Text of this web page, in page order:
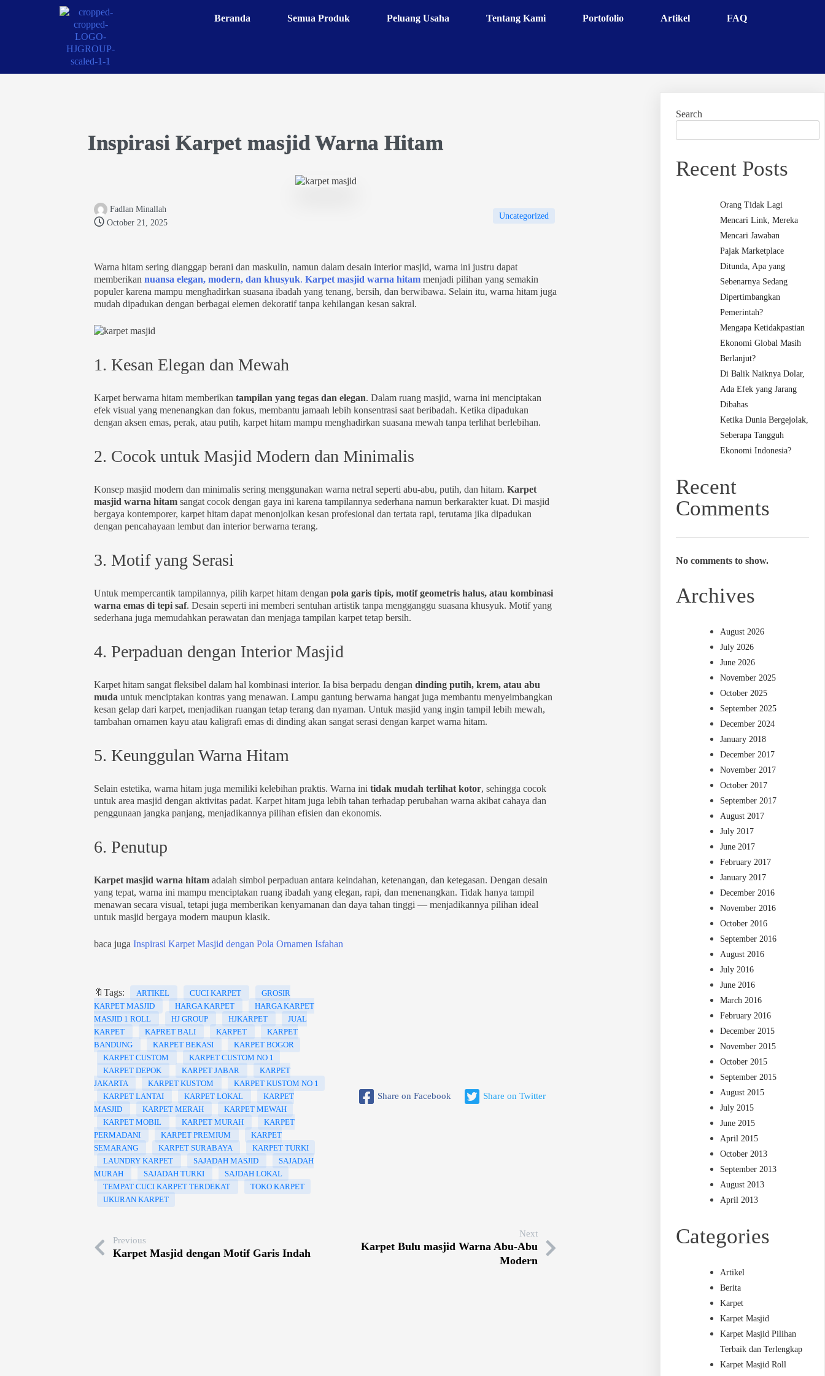
Beranda Semua Produk Peluang Usaha Tentang Kami Portofolio Artikel FAQ
Inspirasi Karpet masjid Warna Hitam
Fadlan Minallah
October 21, 2025
Uncategorized
Warna hitam sering dianggap berani dan maskulin, namun dalam desain interior masjid, warna ini justru dapat
memberikan nuansa elegan, modern, dan khusyuk. Karpet masjid warna hitammenjadi pilihan yang semakin
populer karena mampu menghadirkan suasana ibadah yang tenang, bersih, dan berwibawa. Selain itu, warna hitam juga
mudah dipadukan dengan berbagai elemen dekoratif tanpa kehilangan kesan sakral.
1. Kesan Elegan dan Mewah
Karpet berwarna hitam memberikan tampilan yang tegas dan elegan. Dalam ruang masjid, warna ini menciptakan
efek visual yang menenangkan dan fokus, membantu jamaah lebih konsentrasi saat beribadah. Ketika dipadukan
dengan aksen emas, perak, atau putih, karpet hitam mampu menghadirkan suasana mewah tanpa terlihat berlebihan.
2. Cocok untuk Masjid Modern dan Minimalis
Konsep masjid modern dan minimalis sering menggunakan warna netral seperti abu-abu, putih, dan hitam. Karpet
masjid warna hitamsangat cocok dengan gaya ini karena tampilannya sederhana namun berkarakter kuat. Di masjid
bergaya kontemporer, karpet hitam dapat menonjolkan kesan profesional dan tertata rapi, terutama jika dipadukan
dengan pencahayaan lembut dan interior berwarna terang.
3. Motif yang Serasi
Untuk mempercantik tampilannya, pilih karpet hitam dengan pola garis tipis, motif geometris halus, atau kombinasi
warna emas di tepi saf. Desain seperti ini memberi sentuhan artistik tanpa mengganggu suasana khusyuk. Motif yang
sederhana juga memudahkan perawatan dan menjaga tampilan karpet tetap bersih.
4. Perpaduan dengan Interior Masjid
Karpet hitam sangat fleksibel dalam hal kombinasi interior. Ia bisa berpadu dengan dinding putih, krem, atau abu
muda untuk menciptakan kontras yang menawan. Lampu gantung berwarna hangat juga membantu menyeimbangkan
kesan gelap dari karpet, menjadikan ruangan tetap terang dan nyaman. Untuk masjid yang ingin tampil lebih mewah,
tambahan ornamen kayu atau kaligrafi emas di dinding akan sangat serasi dengan karpet warna hitam.
5. Keunggulan Warna Hitam
Selain estetika, warna hitam juga memiliki kelebihan praktis. Warna ini tidak mudah terlihat kotor, sehingga cocok
untuk area masjid dengan aktivitas padat. Karpet hitam juga lebih tahan terhadap perubahan warna akibat cahaya dan
penggunaan jangka panjang, menjadikannya pilihan efisien dan ekonomis.
6. Penutup
Karpet masjid warna hitamadalah simbol perpaduan antara keindahan, ketenangan, dan ketegasan. Dengan desain
yang tepat, warna ini mampu menciptakan ruang ibadah yang elegan, rapi, dan menenangkan. Tidak hanya tampil
menawan secara visual, tetapi juga memberikan kenyamanan dan daya tahan tinggi — menjadikannya pilihan ideal
untuk masjid bergaya modern maupun klasik.
baca juga Inspirasi Karpet Masjid dengan Pola Ornamen Isfahan
🔖Tags: ARTIKEL CUCI KARPET
GROSIR
KARPET MASJID
HARGA KARPET
HARGA KARPET
MASJID 1 ROLL
HJ GROUP HJKARPET
JUAL
KARPET
KAPRET BALI KARPET
KARPET
BANDUNG
KARPET BEKASI
KARPET BOGOR
KARPET CUSTOM
KARPET CUSTOM NO 1
KARPET DEPOK
KARPET JABAR
KARPET
JAKARTA
KARPET KUSTOM
KARPET KUSTOM NO 1
KARPET LANTAI
KARPET LOKAL
KARPET
MASJID
KARPET MERAH
KARPET MEWAH
KARPET MOBIL
KARPET MURAH
KARPET
PERMADANI
KARPET PREMIUM
KARPET
SEMARANG
KARPET SURABAYA
KARPET TURKI
LAUNDRY KARPET
SAJADAH MASJID
SAJADAH
MURAH
SAJADAH TURKI
SAJDAH LOKAL
TEMPAT CUCI KARPET TERDEKAT
TOKO KARPET
UKURAN KARPET
Share on Facebook Share on Twitter
Previous
Karpet Masjid dengan Motif Garis Indah
Next
Karpet Bulu masjid Warna Abu-Abu
Modern
Search
Recent Posts
Orang Tidak Lagi
Mencari Link, Mereka
Mencari Jawaban
Pajak Marketplace
Ditunda, Apa yang
Sebenarnya Sedang
Dipertimbangkan
Pemerintah?
Mengapa Ketidakpastian
Ekonomi Global Masih
Berlanjut?
Di Balik Naiknya Dolar,
Ada Efek yang Jarang
Dibahas
Ketika Dunia Bergejolak,
Seberapa Tangguh
Ekonomi Indonesia?
Recent
Comments
No comments to show.
Archives
August 2026
July 2026
June 2026
November 2025
October 2025
September 2025
December 2024
January 2018
December 2017
November 2017
October 2017
September 2017
August 2017
July 2017
June 2017
February 2017
January 2017
December 2016
November 2016
October 2016
September 2016
August 2016
July 2016
June 2016
March 2016
February 2016
December 2015
November 2015
October 2015
September 2015
August 2015
July 2015
June 2015
April 2015
October 2013
September 2013
August 2013
April 2013
Categories
Artikel
Berita
Karpet
Karpet Masjid
Karpet Masjid Pilihan
Terbaik dan Terlengkap
Karpet Masjid Roll